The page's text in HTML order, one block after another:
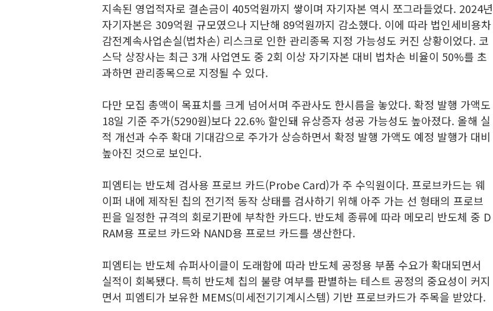
지속된 영업적자로 결손금이 405억원까지 쌓이며 자기자본 역시 쪼그라들었다. 2024년
자기자본은 309억원 규모였으나 지난해 89억원까지 감소했다. 이에 따라 법인세비용차
감전계속사업손실(법차손) 리스크로 인한 관리종목 지정 가능성도 커진 상황이었다. 코
스닥 상장사는 최근 3개 사업연도 중 2회 이상 자기자본 대비 법차손 비율이 50%를 초
과하면 관리종목으로 지정될 수 있다.
다만 모집 총액이 목표치를 크게 넘어서며 주관사도 한시름을 놓았다. 확정 발행 가액도
18일 기준 주가(5290원)보다 22.6% 할인돼 유상증자 성공 가능성도 높아졌다. 올해 실
적 개선과 수주 확대 기대감으로 주가가 상승하면서 확정 발행 가액도 예정 발행가 대비
높아진 것으로 보인다.
피엠티는 반도체 검사용 프로브 카드(Probe Card)가 주 수익원이다. 프로브카드는 웨
이퍼 내에 제작된 칩의 전기적 동작 상태를 검사하기 위해 아주 가는 선 형태의 프로브
핀을 일정한 규격의 회로기판에 부착한 카드다. 반도체 종류에 따라 메모리 반도체 중 D
RAM용 프로브 카드와 NAND용 프로브 카드를 생산한다.
피엠티는 반도체 슈퍼사이클이 도래함에 따라 반도체 공정용 부품 수요가 확대되면서
실적이 회복됐다. 특히 반도체 칩의 불량 여부를 판별하는 테스트 공정의 중요성이 커지
면서 피엠티가 보유한 MEMS(미세전기기계시스템) 기반 프로브카드가 주목을 받았다.